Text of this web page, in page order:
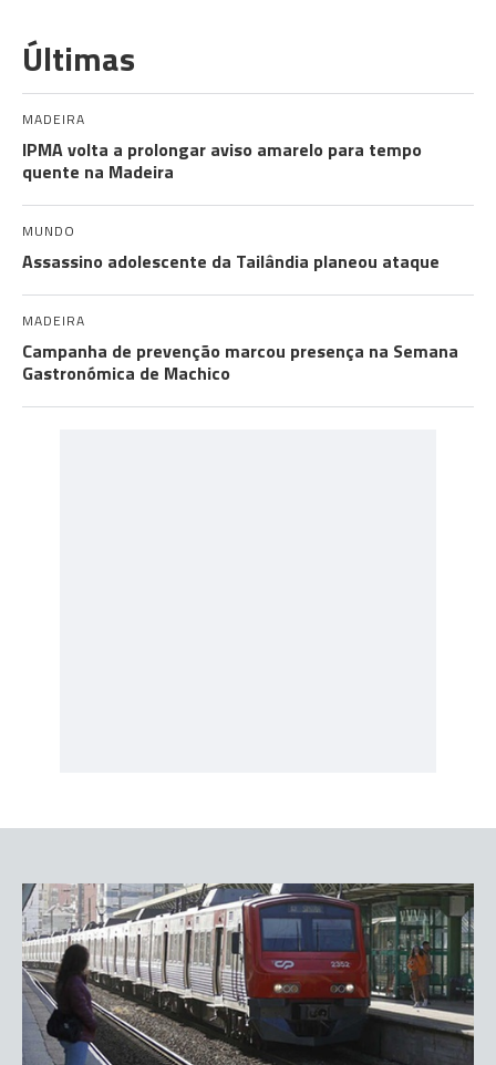
Últimas
MADEIRA
IPMA volta a prolongar aviso amarelo para tempo
quente na Madeira
MUNDO
Assassino adolescente da Tailândia planeou ataque
MADEIRA
Campanha de prevenção marcou presença na Semana
Gastronómica de Machico